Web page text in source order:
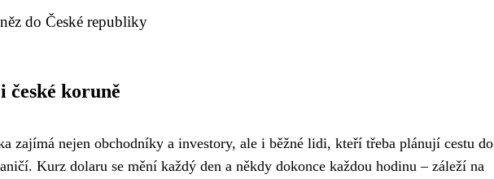
do České republiky
koruně
zajímá nejen obchodníky a investory, ale i běžné lidi, kteří třeba plánují cestu do
Kurz dolaru se mění každý den a někdy dokonce každou hodinu – záleží na